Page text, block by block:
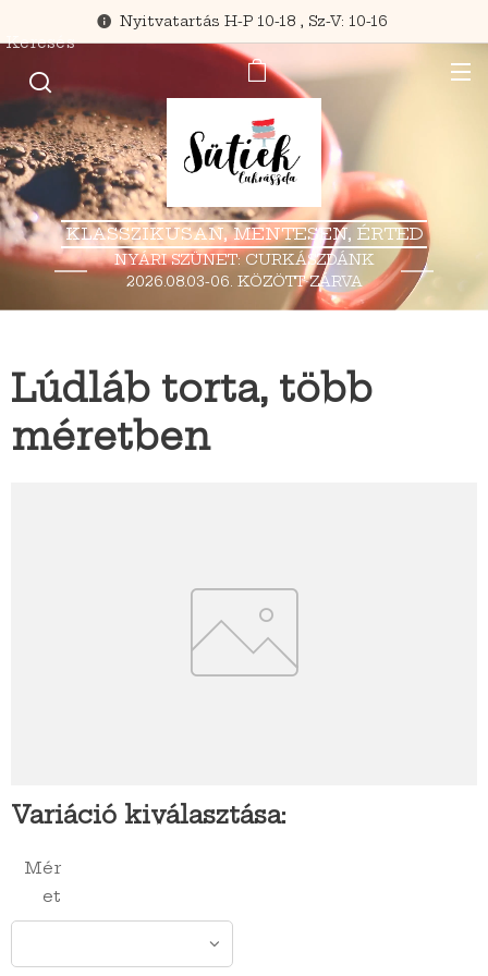
Nyitvatartás H-P 10-18 , Sz-V: 10-16
KLASSZIKUSAN, MENTESEN, ÉRTED
NYÁRI SZÜNET: CURKÁSZDÁNK
2026.08.03-06. KÖZÖTT ZÁRVA
Keresés
Lúdláb torta, több
méretben
Variáció kiválasztása:
Mér
et